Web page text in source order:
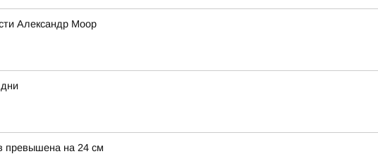
Александр Моор
превышена на 24 см